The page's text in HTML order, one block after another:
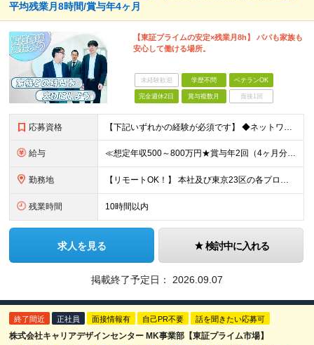
平均残業月8時間/賞与年4ヶ月
【東証プライムの安定×残業月8h】 パパも家族も
安心して働ける場所。
未経験歓迎 学歴不問 ベテランOK
完全週休2日 賞与複数月 面接1回
応募資格 【下記いずれかの経験が必須です】 ◆ネットワーク設計構築経験がある方 ◆ネットワーク運用保守経験がある方 ※学歴不問 【こんな方をお待ちしています！】 ■上場企業×複数事業運営の安定基盤のもと、着実
給与 ≪想定年収500～800万円★賞与年2回（4ヶ月分）★≫ □■上流経験者■□ 月給41万5000円～73万円＋賞与（年2回）＋各種手当 □■経験者■□ 月給32万5000円～＋賞与（年2回）＋各種手
勤務地 【リモートOK！】 本社及び東京23区の各プロジェクト先での勤務となります ※転居を伴う転勤はありません 本社／東京都港区赤坂3-21-20 赤坂ロングビーチビル ★就業場所の変更の範囲：会社が定
残業時間 10時間以内
求人を見る 検討中に入れる
掲載終了予定日： 2026.09.07
終了間近 正社員 面接情報有 自己PR不要 話を聞きたい応募可
株式会社キャリアデザインセンター MK事業部【東証プライム市場】